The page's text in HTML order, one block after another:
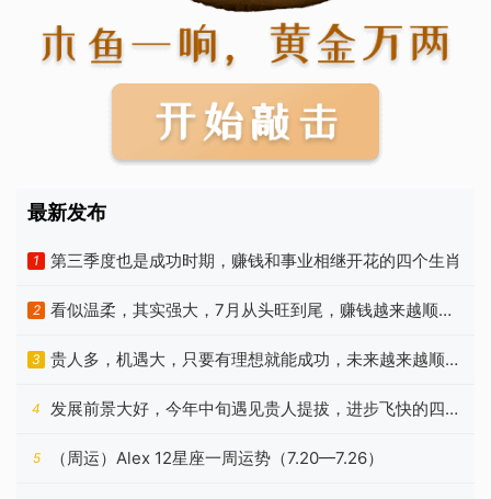
最新发布
1 第三季度也是成功时期，赚钱和事业相继开花的四个生肖
2
看似温柔，其实强大，7月从头旺到尾，赚钱越来越顺手
的生肖
3
贵人多，机遇大，只要有理想就能成功，未来越来越顺的
4个星座
4
发展前景大好，今年中旬遇见贵人提拔，进步飞快的四种
5 （周运）Alex 12星座一周运势（7.20—7.26）